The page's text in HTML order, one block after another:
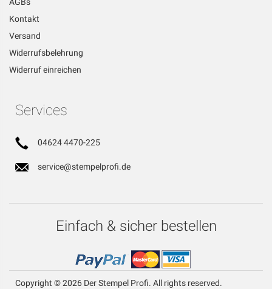
Kontakt
Versand
Widerrufsbelehrung
Widerruf einreichen
Services
04624 4470-225
service@stempelprofi.de
Einfach & sicher bestellen
Copyright © 2026 Der Stempel Profi. All rights reserved.